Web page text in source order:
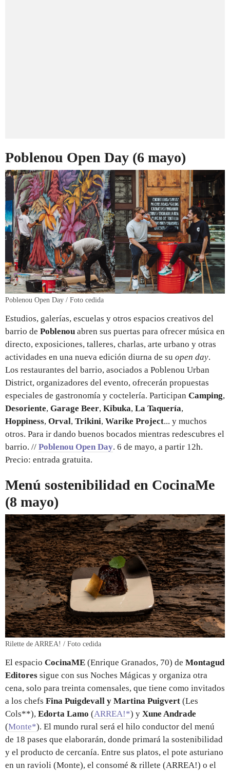
Poblenou Open Day (6 mayo)
Poblenou Open Day / Foto cedida
Estudios, galerías, escuelas y otros espacios creativos del
barrio de Poblenou abren sus puertas para ofrecer música en
directo, exposiciones, talleres, charlas, arte urbano y otras
actividades en una nueva edición diurna de su open day.
Los restaurantes del barrio, asociados a Poblenou Urban
District, organizadores del evento, ofrecerán propuestas
especiales de gastronomía y coctelería. Participan Camping,
Desoriente, Garage Beer, Kibuka, La Taquería,
Hoppiness, Orval, Trikini, Warike Project... y muchos
otros. Para ir dando buenos bocados mientras redescubres el
barrio. // Poblenou Open Day. 6 de mayo, a partir 12h.
Precio: entrada gratuita.
Menú sostenibilidad en CocinaMe
(8 mayo)
Rilette de ARREA! / Foto cedida
El espacio CocinaME (Enrique Granados, 70) de Montagud
Editores sigue con sus Noches Mágicas y organiza otra
cena, solo para treinta comensales, que tiene como invitados
a los chefs Fina Puigdevall y Martina Puigvert (Les
Cols**), Edorta Lamo (ARREA!*) y Xune Andrade
(Monte*). El mundo rural será el hilo conductor del menú
de 18 pases que elaborarán, donde primará la sostenibilidad
y el producto de cercanía. Entre sus platos, el pote asturiano
en un ravioli (Monte), el consomé & rillete (ARREA!) o el